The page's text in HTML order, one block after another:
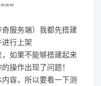
服务端）我都先搭建
行上架
如果不能够搭建起来
操作出现了问题！
容，所以要看一下测